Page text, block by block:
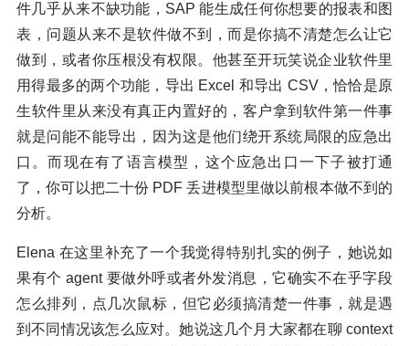
件几乎从来不缺功能，SAP 能生成任何你想要的报表和图
表，问题从来不是软件做不到，而是你搞不清楚怎么让它
做到，或者你压根没有权限。他甚至开玩笑说企业软件里
用得最多的两个功能，导出 Excel 和导出 CSV，恰恰是原
生软件里从来没有真正内置好的，客户拿到软件第一件事
就是问能不能导出，因为这是他们绕开系统局限的应急出
口。而现在有了语言模型，这个应急出口一下子被打通
了，你可以把二十份 PDF 丢进模型里做以前根本做不到的
分析。
Elena 在这里补充了一个我觉得特别扎实的例子，她说如
果有个 agent 要做外呼或者外发消息，它确实不在乎字段
怎么排列，点几次鼠标，但它必须搞清楚一件事，就是遇
到不同情况该怎么应对。她说这几个月大家都在聊 context